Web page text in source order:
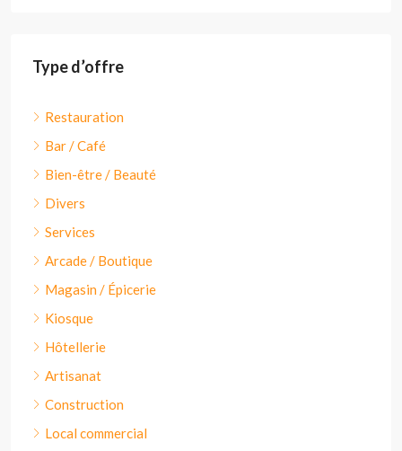
Type d’offre
Restauration
Bar / Café
Bien-être / Beauté
Divers
Services
Arcade / Boutique
Magasin / Épicerie
Kiosque
Hôtellerie
Artisanat
Construction
Local commercial